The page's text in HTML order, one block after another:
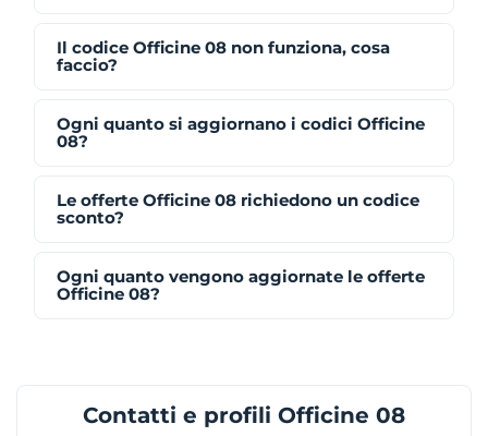
Il codice Officine 08 non funziona, cosa
faccio?
Ogni quanto si aggiornano i codici Officine
08?
Le offerte Officine 08 richiedono un codice
sconto?
Ogni quanto vengono aggiornate le offerte
Officine 08?
Contatti e profili Officine 08